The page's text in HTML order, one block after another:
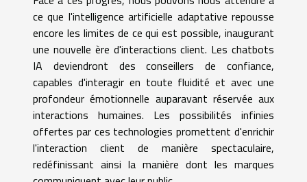
ce que l'intelligence artificielle adaptative repousse
encore les limites de ce qui est possible, inaugurant
une nouvelle ère d'interactions client. Les chatbots
IA deviendront des conseillers de confiance,
capables d'interagir en toute fluidité et avec une
profondeur émotionnelle auparavant réservée aux
interactions humaines. Les possibilités infinies
offertes par ces technologies promettent d'enrichir
l'interaction client de manière spectaculaire,
redéfinissant ainsi la manière dont les marques